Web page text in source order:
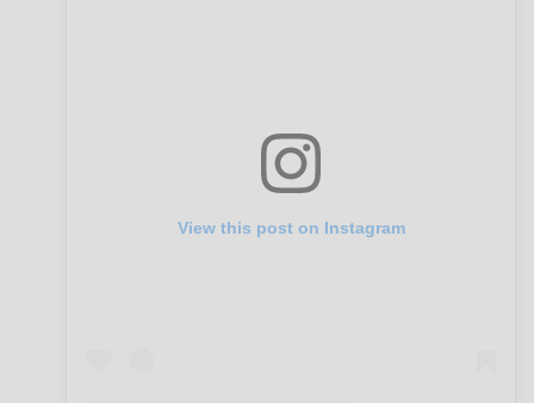
View this post on Instagram